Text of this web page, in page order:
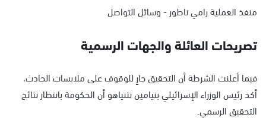
منفذ العملية رامي ناطور - وسائل التواصل
تصريحات العائلة والجهات الرسمية
فيما أعلنت الشرطة أن التحقيق جارٍ للوقوف على ملابسات الحادث،
أكد رئيس الوزراء الإسرائيلي بنيامين نتنياهو أن الحكومة بانتظار نتائج
التحقيق الرسمي.